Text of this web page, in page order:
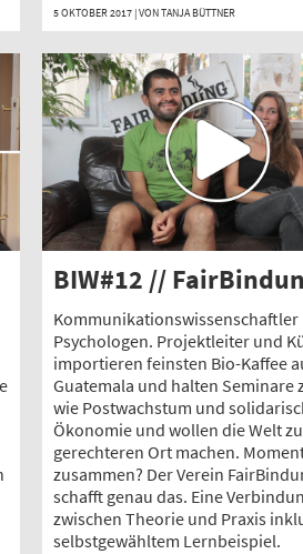
5 OKTOBER 2017 | VONTANJA BÜTTNER
BIW#12 //
Kommunikationswissenschaftler
Psychologen. Projektleiter und
importieren feinsten Bio-Kaffee
Guatemala und halten Seminare
wie Postwachstum und
Ökonomie und wollen die Welt
gerechteren Ort machen.
zusammen? Der Verein
schafft genau das. Eine
zwischen Theorie und Praxis
selbstgewähltem Lernbeispiel.